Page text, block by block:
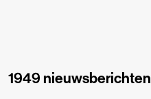
1949 nieuwsberichten